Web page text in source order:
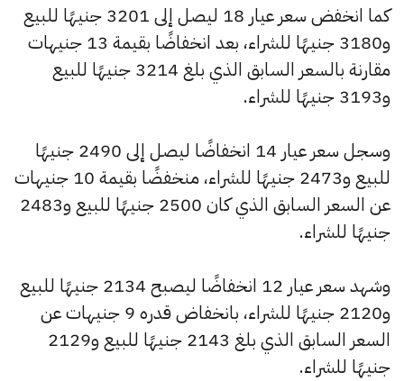
كما انخفض سعر عيار 18 ليصل إلى 3201 جنيهًا للبيع
و3180 جنيهًا للشراء، بعد انخفاضًا بقيمة 13 جنيهات
مقارنة بالسعر السابق الذي بلغ 3214 جنيهًا للبيع
و3193 جنيهًا للشراء.
وسجل سعر عيار 14 انخفاضًا ليصل إلى 2490 جنيهًا
للبيع و2473 جنيهًا للشراء، منخفضًا بقيمة 10 جنيهات
عن السعر السابق الذي كان 2500 جنيهًا للبيع و2483
جنيهًا للشراء.
وشهد سعر عيار 12 انخفاضًا ليصبح 2134 جنيهًا للبيع
و2120 جنيهًا للشراء، بانخفاض قدره 9 جنيهات عن
السعر السابق الذي بلغ 2143 جنيهًا للبيع و2129
جنيهًا للشراء.